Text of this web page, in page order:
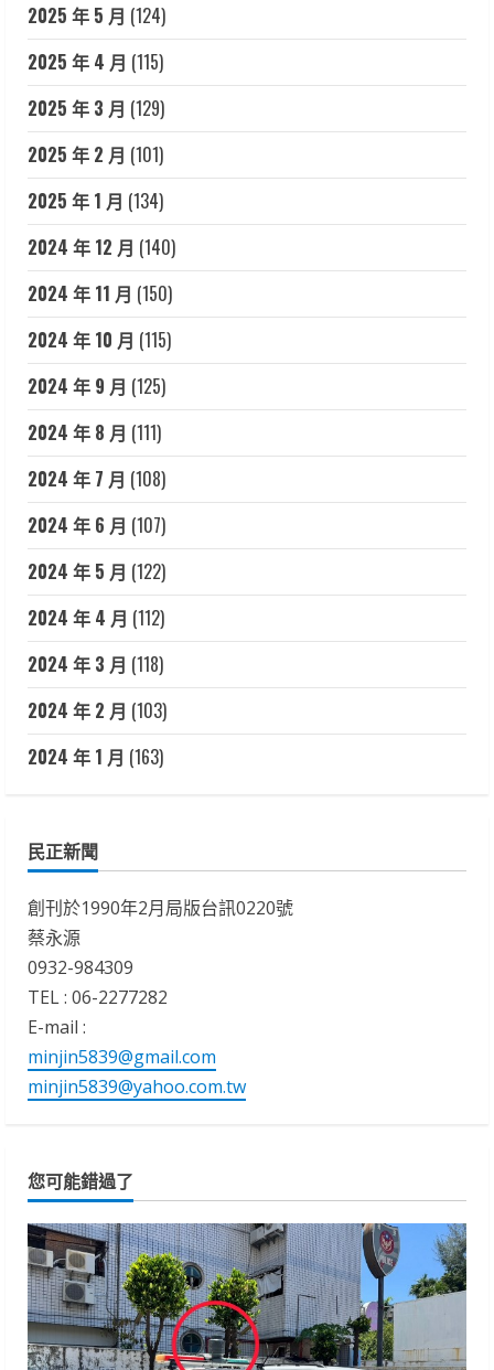
2025 年 5 月 (124)
2025 年 4 月 (115)
2025 年 3 月 (129)
2025 年 2 月 (101)
2025 年 1 月 (134)
2024 年 12 月 (140)
2024 年 11 月 (150)
2024 年 10 月 (115)
2024 年 9 月 (125)
2024 年 8 月 (111)
2024 年 7 月 (108)
2024 年 6 月 (107)
2024 年 5 月 (122)
2024 年 4 月 (112)
2024 年 3 月 (118)
2024 年 2 月 (103)
2024 年 1 月 (163)
民正新聞
創刊於1990年2月局版台訊0220號
蔡永源
0932-984309
TEL : 06-2277282
E-mail :
minjin5839@gmail.com
minjin5839@yahoo.com.tw
您可能錯過了